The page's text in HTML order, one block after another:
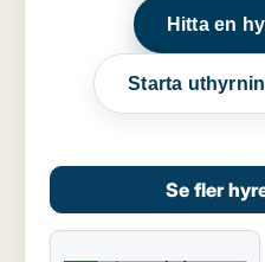
Hitta en
Starta
Se fler